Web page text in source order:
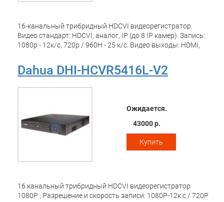
16-канальный трибридный HDCVI видеорегистратор.
Видео стандарт: HDCVI, аналог, IP (до 8 IP камер). Запись:
1080p - 12к/с, 720p / 960H - 25 к/с. Видео выходы: HDMI,
Интерфейсы: 1-USB 2.0, 1-USB 3.0, RS-232, RS-485, 2xSata
HDD (до 12Тб). DC 12В/4А, 15Вт (без HDD), 375х285х55 мм,
Dahua DHI-HCVR5416L-V2
16 канальный трибридный HDCVI видеорегистратор
1080P ; Разрешение и скорость записи: 1080P-12к.с / 720Р
Ожидается.
43000 р.
Купить